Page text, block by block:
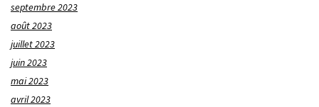
septembre 2023
août 2023
juillet 2023
juin 2023
mai 2023
avril 2023